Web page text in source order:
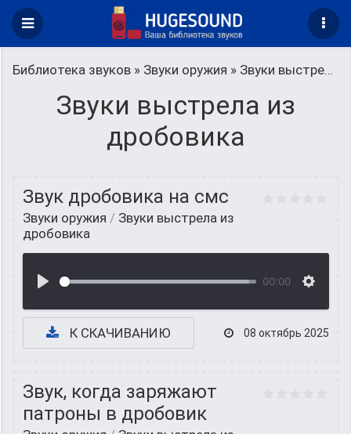
Библиотека звуков » Звуки оружия » Звуки выстрела из дробовика
Звуки выстрела из
дробовика
Звук дробовика на смс
Звуки оружия / Звуки выстрела из
дробовика
00:00
К СКАЧИВАНИЮ 08 октябрь 2025
Звук, когда заряжают
патроны в дробовик